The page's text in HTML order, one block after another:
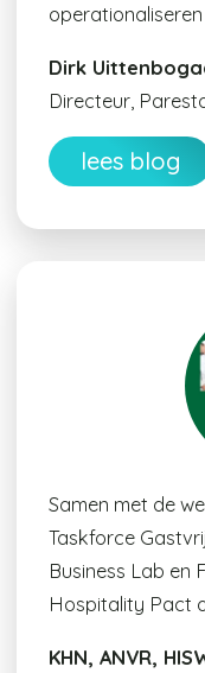
Dirk
Directeur,
lees blog
Samen met de
Taskforce
Business Lab en
Hospitality Pact
KHN, ANVR,